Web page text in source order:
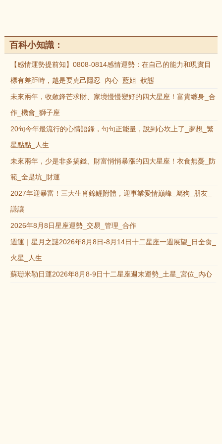
百科小知識：
【感情運勢提前知】0808-0814感情運勢：在自己的能力和現實目
標有差距時，越是要克己隱忍_內心_藍姐_狀態
未來兩年，收斂鋒芒求財、家境慢慢變好的四大星座！富貴纏身_合
作_機會_獅子座
20句今年最流行的心情語錄，句句正能量，說到心坎上了_夢想_繁
星點點_人生
未來兩年，少是非多搞錢、財富悄悄暴漲的四大星座！衣食無憂_防
範_全是坑_財運
2027年迎暴富！三大生肖錦鯉附體，迎事業愛情巔峰_屬狗_朋友_
謙讓
2026年8月8日星座運勢_交易_管理_合作
週運｜星月之謎2026年8月8日-8月14日十二星座一週展望_日全食_
火星_人生
蘇珊米勒日運2026年8月8-9日十二星座週末運勢_土星_宮位_內心